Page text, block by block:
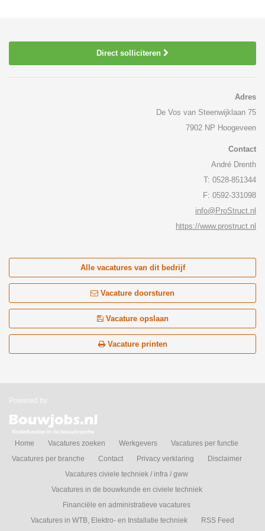
Direct solliciteren
Adres
De Vos van Steenwijklaan 75
7902 NP Hoogeveen
Contact
André Drenth
T: 0528-851344
F: 0592-331098
info@ProStruct.nl
https://www.prostruct.nl
Alle vacatures van dit bedrijf
Vacature doorsturen
Vacature opslaan
Vacature printen
Powered by:
Home Vacatures zoeken Werkgevers
Vacatures per functie
Vacatures per branche
Contact Privacy verklaring
Disclaimer
Vacatures civiele techniek / infra / gww
Vacatures in de bouwkunde en civiele techniek
Financiële en administratieve vacatures
Vacatures in WTB, Elektro- en Installatie techniek
RSS Feed